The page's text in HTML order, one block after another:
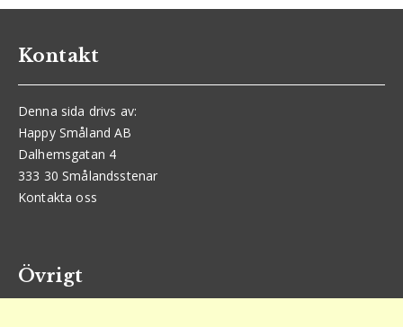
Kontakt
Denna sida drivs av:
Happy Småland AB
Dalhemsgatan 4
333 30 Smålandsstenar
Kontakta oss
Övrigt